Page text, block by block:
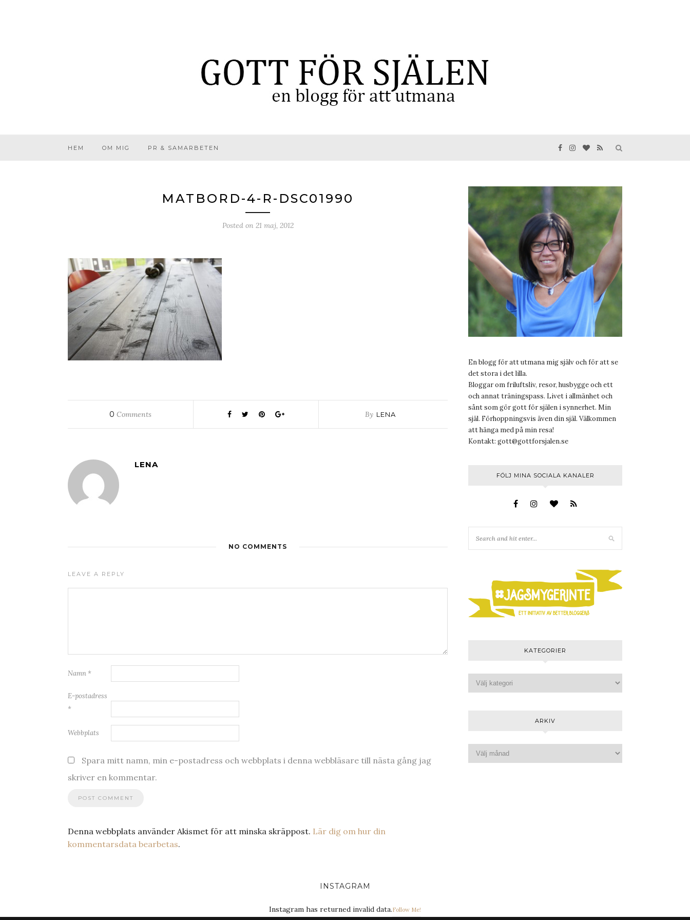
HEM OM MIG PR & SAMARBETEN
MATBORD-4-R-DSC01990
Posted on 21 maj, 2012
0 Comments By LENA
LENA
NO COMMENTS
LEAVE A REPLY
Namn *
E-postadress
*
Webbplats
Spara mitt namn, min e-postadress och webbplats i denna webbläsare till nästa gång jag
skriver en kommentar.
Denna webbplats använder Akismet för att minska skräppost. Lär dig om hur din
kommentarsdata bearbetas.
En blogg för att utmana mig själv och för att se
det stora i det lilla.
Bloggar om friluftsliv, resor, husbygge och ett
och annat träningspass. Livet i allmänhet och
sånt som gör gott för själen i synnerhet. Min
själ. Förhoppningsvis även din själ. Välkommen
att hänga med på min resa!
Kontakt: gott@gottforsjalen.se
FÖLJ MINA SOCIALA KANALER
KATEGORIER
ARKIV
INSTAGRAM
Instagram has returned invalid data.Follow Me!